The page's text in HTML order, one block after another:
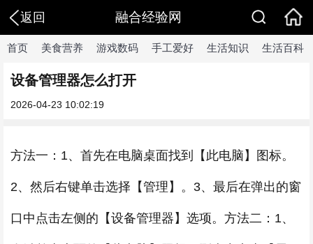
返回 融合经验网
首页 美食营养 游戏数码 手工爱好 生活知识 生活百科
设备管理器怎么打开
2026-04-23 10:02:19
方法一：1、首先在电脑桌面找到【此电脑】图标。
2、然后右键单击选择【管理】。3、最后在弹出的窗
口中点击左侧的【设备管理器】选项。方法二：1、